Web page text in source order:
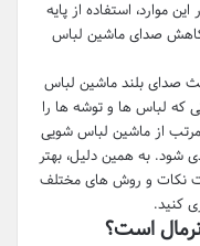
موارد، استفاده از پایه
صدای ماشین لباس
صدای بلند ماشین لباس
که لباس ها و توشه ها را
از ماشین لباس شویی
شود. به همین دلیل، بهتر
نکات و روش های مختلف
کنید.
است؟